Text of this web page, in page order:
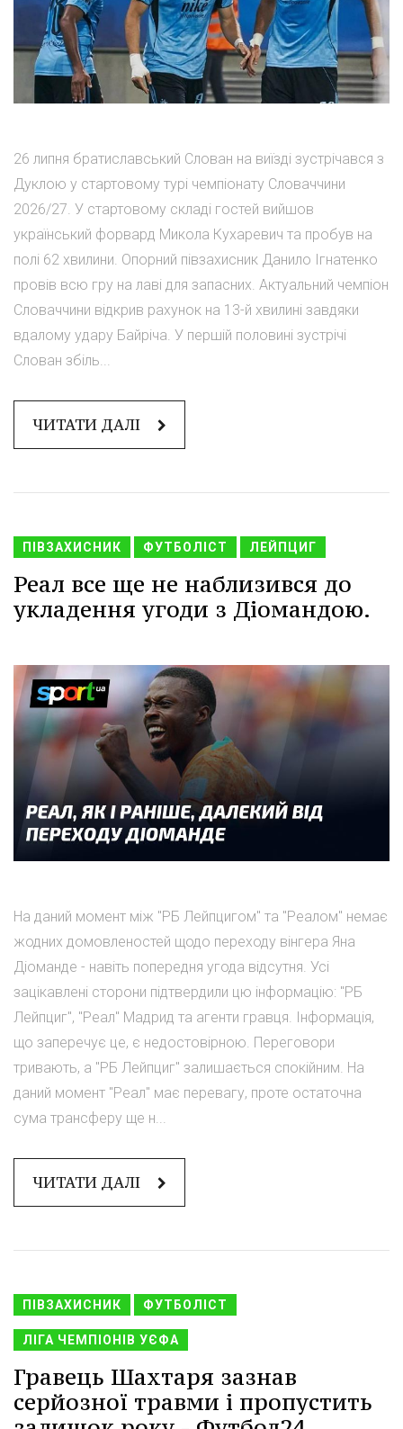
26 липня братиславський Слован на виїзді зустрічався з
Дуклою у стартовому турі чемпіонату Словаччини
2026/27. У стартовому складі гостей вийшов
український форвард Микола Кухаревич та пробув на
полі 62 хвилини. Опорний півзахисник Данило Ігнатенко
провів всю гру на лаві для запасних. Актуальний чемпіон
Словаччини відкрив рахунок на 13-й хвилині завдяки
вдалому удару Байріча. У першій половині зустрічі
Слован збіль...
ЧИТАТИ ДАЛІ
ПІВЗАХИСНИК ФУТБОЛІСТ ЛЕЙПЦИГ
Реал все ще не наблизився до
укладення угоди з Діомандою.
На даний момент між "РБ Лейпцигом" та "Реалом" немає
жодних домовленостей щодо переходу вінгера Яна
Діоманде - навіть попередня угода відсутня. Усі
зацікавлені сторони підтвердили цю інформацію: "РБ
Лейпциг", "Реал" Мадрид та агенти гравця. Інформація,
що заперечує це, є недостовірною. Переговори
тривають, а "РБ Лейпциг" залишається спокійним. На
даний момент "Реал" має перевагу, проте остаточна
сума трансферу ще н...
ЧИТАТИ ДАЛІ
ПІВЗАХИСНИК ФУТБОЛІСТ
ЛІГА ЧЕМПІОНІВ УЄФА
Гравець Шахтаря зазнав
серйозної травми і пропустить